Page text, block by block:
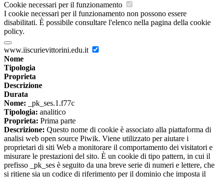
Cookie necessari per il funzionamento
I cookie necessari per il funzionamento non possono essere
disabilitati. È possibile consultare l'elenco nella pagina della cookie
policy.
www.iiscurievittorini.edu.it
Nome
Tipologia
Proprieta
Descrizione
Durata
Nome: _pk_ses.1.f77c
Tipologia: analitico
Proprieta: Prima parte
Descrizione: Questo nome di cookie è associato alla piattaforma di
analisi web open source Piwik. Viene utilizzato per aiutare i
proprietari di siti Web a monitorare il comportamento dei visitatori e
misurare le prestazioni del sito. È un cookie di tipo pattern, in cui il
prefisso _pk_ses è seguito da una breve serie di numeri e lettere, che
si ritiene sia un codice di riferimento per il dominio che imposta il